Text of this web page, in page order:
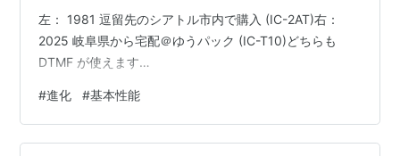
左： 1981 逗留先のシアトル市内で購入 (IC-2AT)右：
2025 岐阜県から宅配＠ゆうパック (IC-T10)どちらも
DTMF が使えます…
#進化 #基本性能